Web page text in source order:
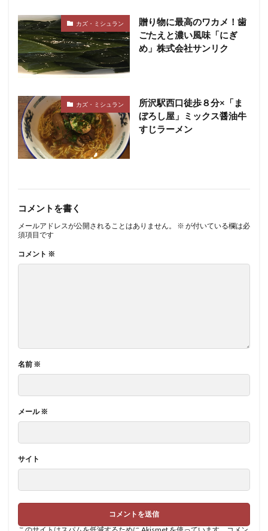
カズ・ミシュラン
贈り物に最高のワカメ！歯
ごたえと濃い風味「にぎ
め」株式会社サンリク
カズ・ミシュラン
所沢駅西口徒歩８分×「ま
ぼろし屋」ミックス醤油牛
すじラーメン
コメントを書く
メールアドレスが公開されることはありません。 ※ が付いている欄は必
須項目です
コメント ※
名前 ※
メール※
サイト